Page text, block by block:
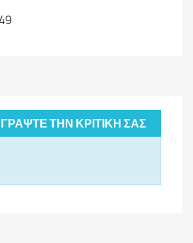
ΓΡΆΨΤΕ ΤΗΝ ΚΡΙΤΙΚΉ ΣΑΣ